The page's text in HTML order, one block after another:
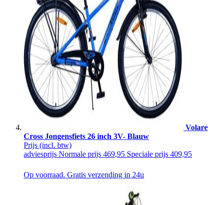
Volare
Cross Jongensfiets 26 inch 3V- Blauw
Prijs (incl. btw)
adviesprijs Normale prijs 469,95 Speciale prijs 409,95
Op voorraad. Gratis verzending in 24u